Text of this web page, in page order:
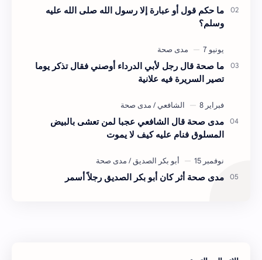
ما حكم قول أو عبارة إلا رسول الله صلى الله عليه
وسلم؟
ما صحة قال رجل لأبي الدرداء أوصني فقال تذكر يوما
تصير السريرة فيه علانية
مدى صحة قال الشافعي عجبا لمن تعشى بالبيض
المسلوق فنام عليه كيف لا يموت
مدى صحة أثر كان أبو بكر الصديق رجلاً أسمر